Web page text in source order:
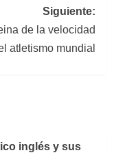
Siguiente:
de la velocidad
atletismo mundial
inglés y sus